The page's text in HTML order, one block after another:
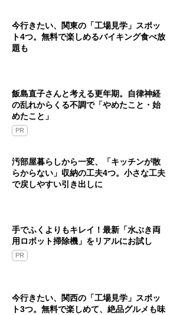
今行きたい、関東の「工場見学」スポッ
ト4つ。無料で楽しめるバイキング食べ放
題も
飯島直子さんと考える更年期。自律神経
の乱れからくる不調で「やめたこと・始
めたこと」
PR
汚部屋暮らしから一変、「キッチンが散
らからない」収納の工夫4つ。小さな工夫
で戻しやすい引き出しに
手でふくよりもキレイ！最新「水ぶき両
用ロボット掃除機」をリアルにお試し
PR
今行きたい、関西の「工場見学」スポッ
ト3つ。無料で楽しめて、絶品グルメも味